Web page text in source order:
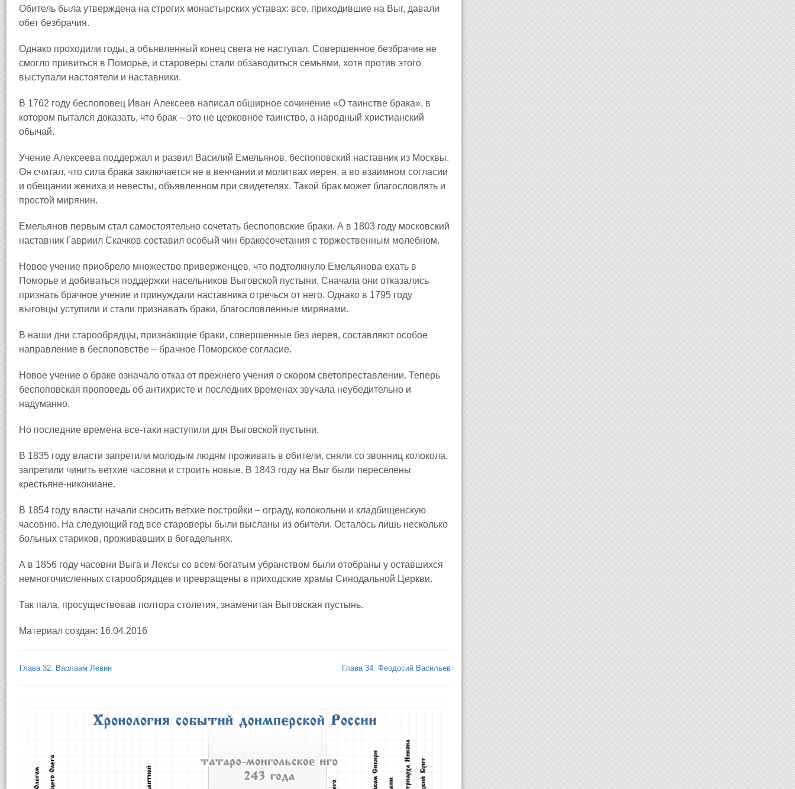
Обитель была утверждена на строгих монастырских уставах: все, приходившие на Выг, давали
обет безбрачия.
Однако проходили годы, а объявленный конец света не наступал. Совершенное безбрачие не
смогло привиться в Поморье, и староверы стали обзаводиться семьями, хотя против этого
выступали настоятели и наставники.
В 1762 году беспоповец Иван Алексеев написал обширное сочинение «О таинстве брака», в
котором пытался доказать, что брак – это не церковное таинство, а народный христианский
обычай.
Учение Алексеева поддержал и развил Василий Емельянов, беспоповский наставник из Москвы.
Он считал, что сила брака заключается не в венчании и молитвах иерея, а во взаимном согласии
и обещании жениха и невесты, объявленном при свидетелях. Такой брак может благословлять и
простой мирянин.
Емельянов первым стал самостоятельно сочетать беспоповские браки. А в 1803 году московский
наставник Гавриил Скачков составил особый чин бракосочетания с торжественным молебном.
Новое учение приобрело множество приверженцев, что подтолкнуло Емельянова ехать в
Поморье и добиваться поддержки насельников Выговской пустыни. Сначала они отказались
признать брачное учение и принуждали наставника отречься от него. Однако в 1795 году
выговцы уступили и стали признавать браки, благословленные мирянами.
В наши дни старообрядцы, признающие браки, совершенные без иерея, составляют особое
направление в беспоповстве – брачное Поморское согласие.
Новое учение о браке означало отказ от прежнего учения о скором светопреставлении. Теперь
беспоповская проповедь об антихристе и последних временах звучала неубедительно и
надуманно.
Но последние времена все‑таки наступили для Выговской пустыни.
В 1835 году власти запретили молодым людям проживать в обители, сняли со звонниц колокола,
запретили чинить ветхие часовни и строить новые. В 1843 году на Выг были переселены
крестьяне‑никониане.
В 1854 году власти начали сносить ветхие постройки – ограду, колокольни и кладбищенскую
часовню. На следующий год все староверы были высланы из обители. Осталось лишь несколько
больных стариков, проживавших в богадельнях.
А в 1856 году часовни Выга и Лексы со всем богатым убранством были отобраны у оставшихся
немногочисленных старообрядцев и превращены в приходские храмы Синодальной Церкви.
Так пала, просуществовав полтора столетия, знаменитая Выговская пустынь.
Материал создан: 16.04.2016
Глава 32. Варлаам Левин Глава 34. Феодосий Васильев